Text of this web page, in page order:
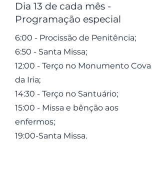
Dia 13 de cada mês -
Programação especial
6:00 - Procissão de Penitência;
6:50 - Santa Missa;
12:00 - Terço no Monumento Cova
da Iria;
14:30 - Terço no Santuário;
15:00 - Missa e bênção aos
enfermos;
19:00-Santa Missa.